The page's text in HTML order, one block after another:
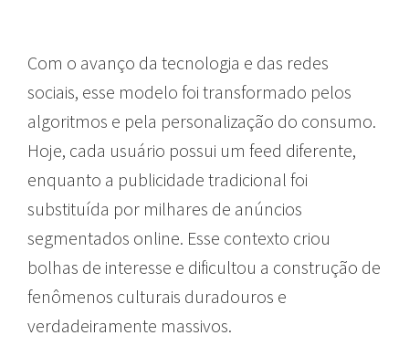
Com o avanço da tecnologia e das redes
sociais, esse modelo foi transformado pelos
algoritmos e pela personalização do consumo.
Hoje, cada usuário possui um feed diferente,
enquanto a publicidade tradicional foi
substituída por milhares de anúncios
segmentados online. Esse contexto criou
bolhas de interesse e dificultou a construção de
fenômenos culturais duradouros e
verdadeiramente massivos.